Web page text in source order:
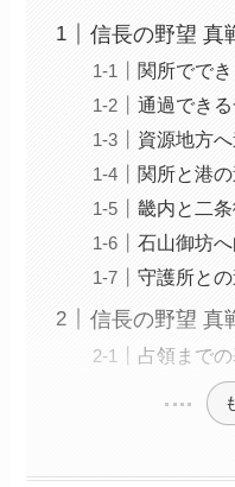
信長の野望 真
関所でで
通過でき
資源地方
関所と港
畿内と二
石山御坊
守護所と
信長の野望 真
占領まで